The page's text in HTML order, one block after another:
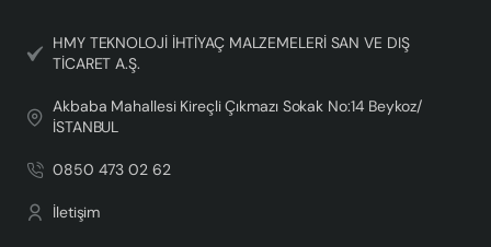
HMY TEKNOLOJİ İHTİYAÇ MALZEMELERİ SAN VE DIŞ
TİCARET A.Ş.
Akbaba Mahallesi Kireçli Çıkmazı Sokak No:14 Beykoz/
İSTANBUL
0850 473 02 62
İletişim